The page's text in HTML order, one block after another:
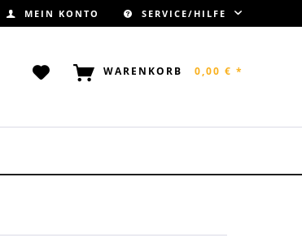
MEIN KONTO SERVICE/HILFE
WARENKORB 0,00 € *